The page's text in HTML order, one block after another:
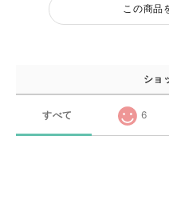
この商品
ショ
すべて 6